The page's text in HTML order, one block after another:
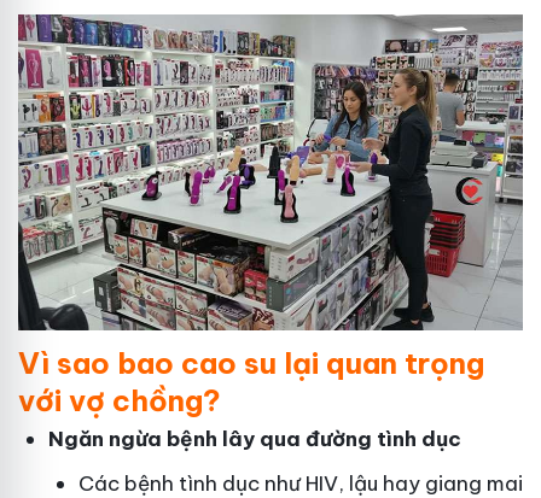
Vì sao bao cao su lại quan trọng
với vợ chồng?
Ngăn ngừa bệnh lây qua đường tình dục
Các bệnh tình dục như HIV, lậu hay giang mai